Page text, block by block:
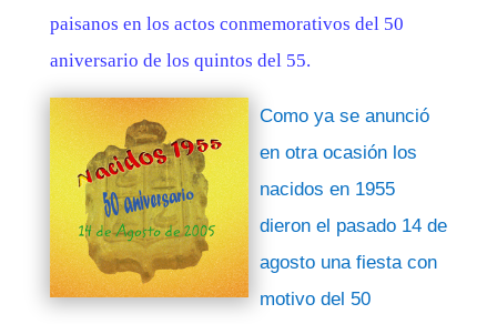
paisanos en los actos conmemorativos del 50
aniversario de los quintos del 55.
Como ya se anunció
en otra ocasión los
nacidos en 1955
dieron el pasado 14 de
agosto una fiesta con
motivo del 50